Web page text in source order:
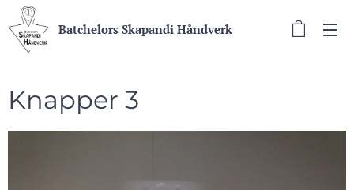
Batchelors Skapandi Håndverk
Knapper 3